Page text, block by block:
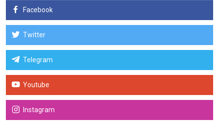
Facebook
Twitter
Telegram
Youtube
Instagram